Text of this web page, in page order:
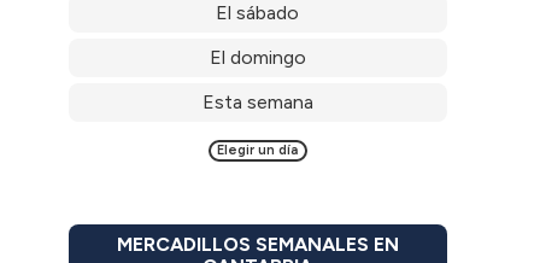
El sábado
El domingo
Esta semana
Elegir un día
MERCADILLOS SEMANALES EN